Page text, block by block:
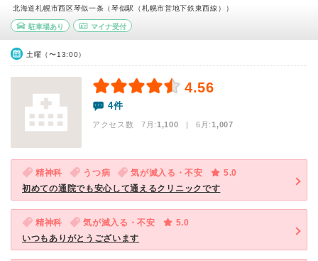
北海道札幌市西区琴似一条（琴似駅（札幌市営地下鉄東西線））
駐車場あり マイナ受付
土曜（〜13:00）
4.56
4件
アクセス数 7月:1,100 | 6月:1,007
精神科 うつ病 気が滅入る・不安
5.0
初めての通院でも安心して通えるクリニックです
精神科 気が滅入る・不安
5.0
いつもありがとうございます